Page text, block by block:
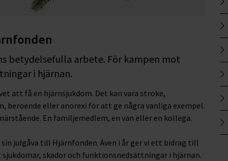
betydelsefulla arbete. För kampen mot
i hjärnan.
att få en hjärnsjukdom. Det kan vara stroke,
beroende eller anorexi för att ge några vanliga exempel.
En familjemedlem, en vän eller en kollega.
julgåva till Hjärnfonden. Även i år ger vi ett bidrag till
skador och funktionsnedsättningar i hjärnan.